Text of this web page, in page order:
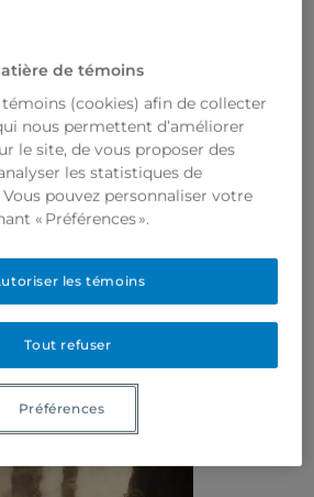
, Balados ,
Vectis , Vidéos
Podcast
est de
nouveau
10 mars 2026
de témoins
(cookies) afin de collecter
nous permettent d’améliorer
le site, de vous proposer des
les statistiques de
pouvez personnaliser votre
« Préférences ».
Tout refuser
les témoins
Préférences